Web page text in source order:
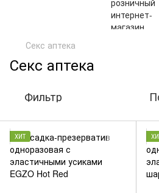
Секс аптека
Секс аптека
Фильтр
ХИТ